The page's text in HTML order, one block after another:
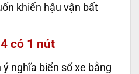
khiến hậu vận bất
có 1 nút
nghĩa biển số xe bằng